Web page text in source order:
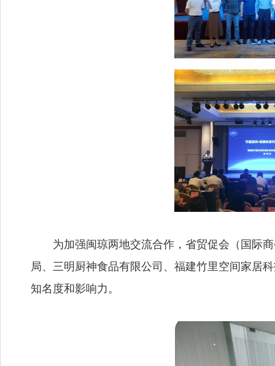
为加强闽琼两地交流合作，省贸促会（国际
局、三明厨神食品有限公司、福建竹里空间家居
知名度和影响力。